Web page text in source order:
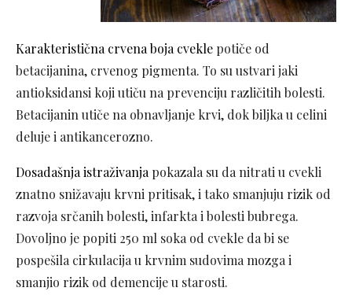
Karakteristična crvena boja cvekle potiče od
betacijanina, crvenog pigmenta. To su ustvari jaki
antioksidansi koji utiču na prevenciju različitih bolesti.
Betacijanin utiče na obnavljanje krvi, dok biljka u celini
deluje i antikancerozno.
Dosadašnja istraživanja pokazala su da nitrati u cvekli
znatno snižavaju krvni pritisak, i tako smanjuju rizik od
razvoja srčanih bolesti, infarkta i bolesti bubrega.
Dovoljno je popiti 250 ml soka od cvekle da bi se
pospešila cirkulacija u krvnim sudovima mozga i
smanjio rizik od demencije u starosti.